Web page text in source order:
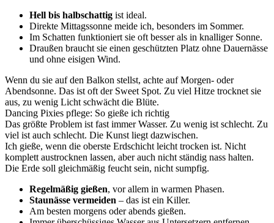
Hell bis halbschattig ist ideal.
Direkte Mittagssonne meide ich, besonders im Sommer.
Im Schatten funktioniert sie oft besser als in knalliger Sonne.
Draußen braucht sie einen geschützten Platz ohne Dauernässe
und ohne eisigen Wind.
Wenn du sie auf den Balkon stellst, achte auf Morgen- oder
Abendsonne. Das ist oft der Sweet Spot. Zu viel Hitze trocknet sie
aus, zu wenig Licht schwächt die Blüte.
Dancing Pixies pflege: So gieße ich richtig
Das größte Problem ist fast immer Wasser. Zu wenig ist schlecht. Zu
viel ist auch schlecht. Die Kunst liegt dazwischen.
Ich gieße, wenn die oberste Erdschicht leicht trocken ist. Nicht
komplett austrocknen lassen, aber auch nicht ständig nass halten.
Die Erde soll gleichmäßig feucht sein, nicht sumpfig.
Regelmäßig gießen, vor allem in warmen Phasen.
Staunässe vermeiden – das ist ein Killer.
Am besten morgens oder abends gießen.